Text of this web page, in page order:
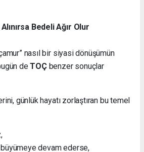
Bedeli Ağır Olur
nasıl bir siyasi dönüşümün
deTOÇbenzer sonuçlar
günlük hayatı zorlaştıran bu temel
devam ederse,